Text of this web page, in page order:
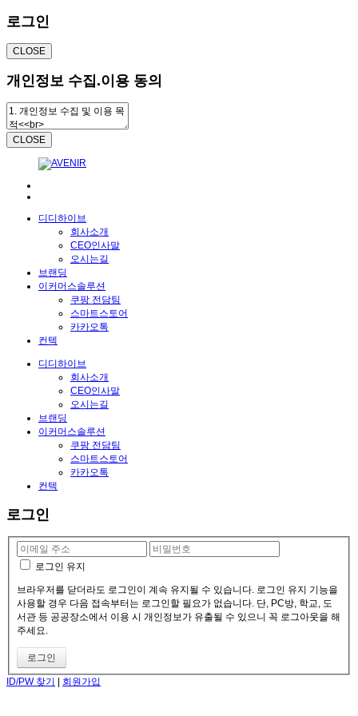
로그인
CLOSE
개인정보 수집.이용 동의
CLOSE
디디하이브
회사소개
CEO인사말
오시는길
브랜딩
이커머스솔루션
쿠팡 전담팀
스마트스토어
카카오톡
컨텍
디디하이브
회사소개
CEO인사말
오시는길
브랜딩
이커머스솔루션
쿠팡 전담팀
스마트스토어
카카오톡
컨텍
로그인
로그인 유지
브라우저를 닫더라도 로그인이 계속 유지될 수 있습니다. 로그인 유지 기능을
사용할 경우 다음 접속부터는 로그인할 필요가 없습니다. 단, PC방, 학교, 도
서관 등 공공장소에서 이용 시 개인정보가 유출될 수 있으니 꼭 로그아웃을 해
주세요.
ID/PW 찾기 회원가입